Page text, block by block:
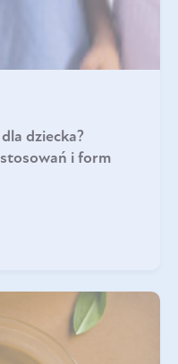
dziecka?
i form